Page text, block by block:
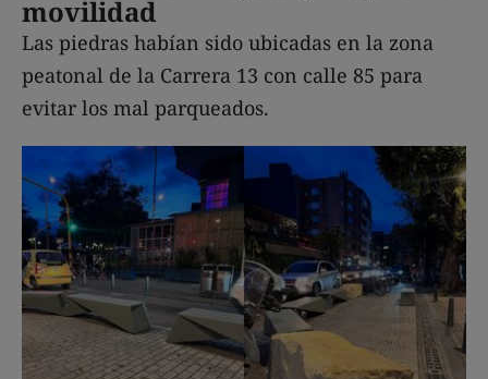
movilidad
Las piedras habían sido ubicadas en la zona
peatonal de la Carrera 13 con calle 85 para
evitar los mal parqueados.